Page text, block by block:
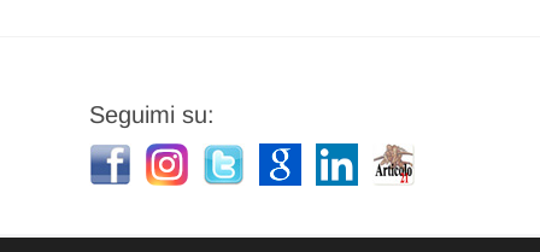
Seguimi su: